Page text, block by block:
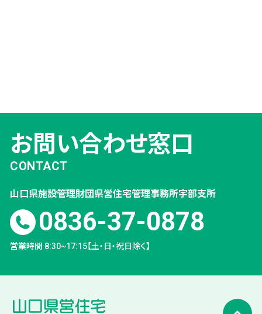
お問い合わせ窓口
CONTACT
山口県施設管理財団県営住宅管理事務所宇部支所
0836-37-0878
営業時間 8:30~17:15【土・日・祝日除く】